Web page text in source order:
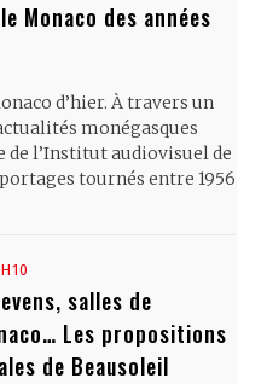
Monaco des années
d’hier. À travers un
monégasques
l’Institut audiovisuel de
tournés entre 1956
salles de
Les propositions
de Beausoleil